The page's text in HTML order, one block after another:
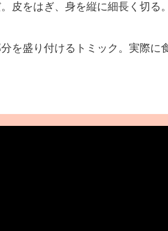
皮をはぎ、身を縦に細長く切る。
を盛り付けるトミック。実際に